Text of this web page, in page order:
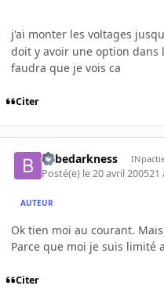
j'ai monter les voltages
doit y avoir une option dans
faudra que je vois ca
Citer
bebedarkness
Posté(e) le 20 avril 200521
AUTEUR
Ok tien moi au courant.
Parce que moi je suis limité
Citer